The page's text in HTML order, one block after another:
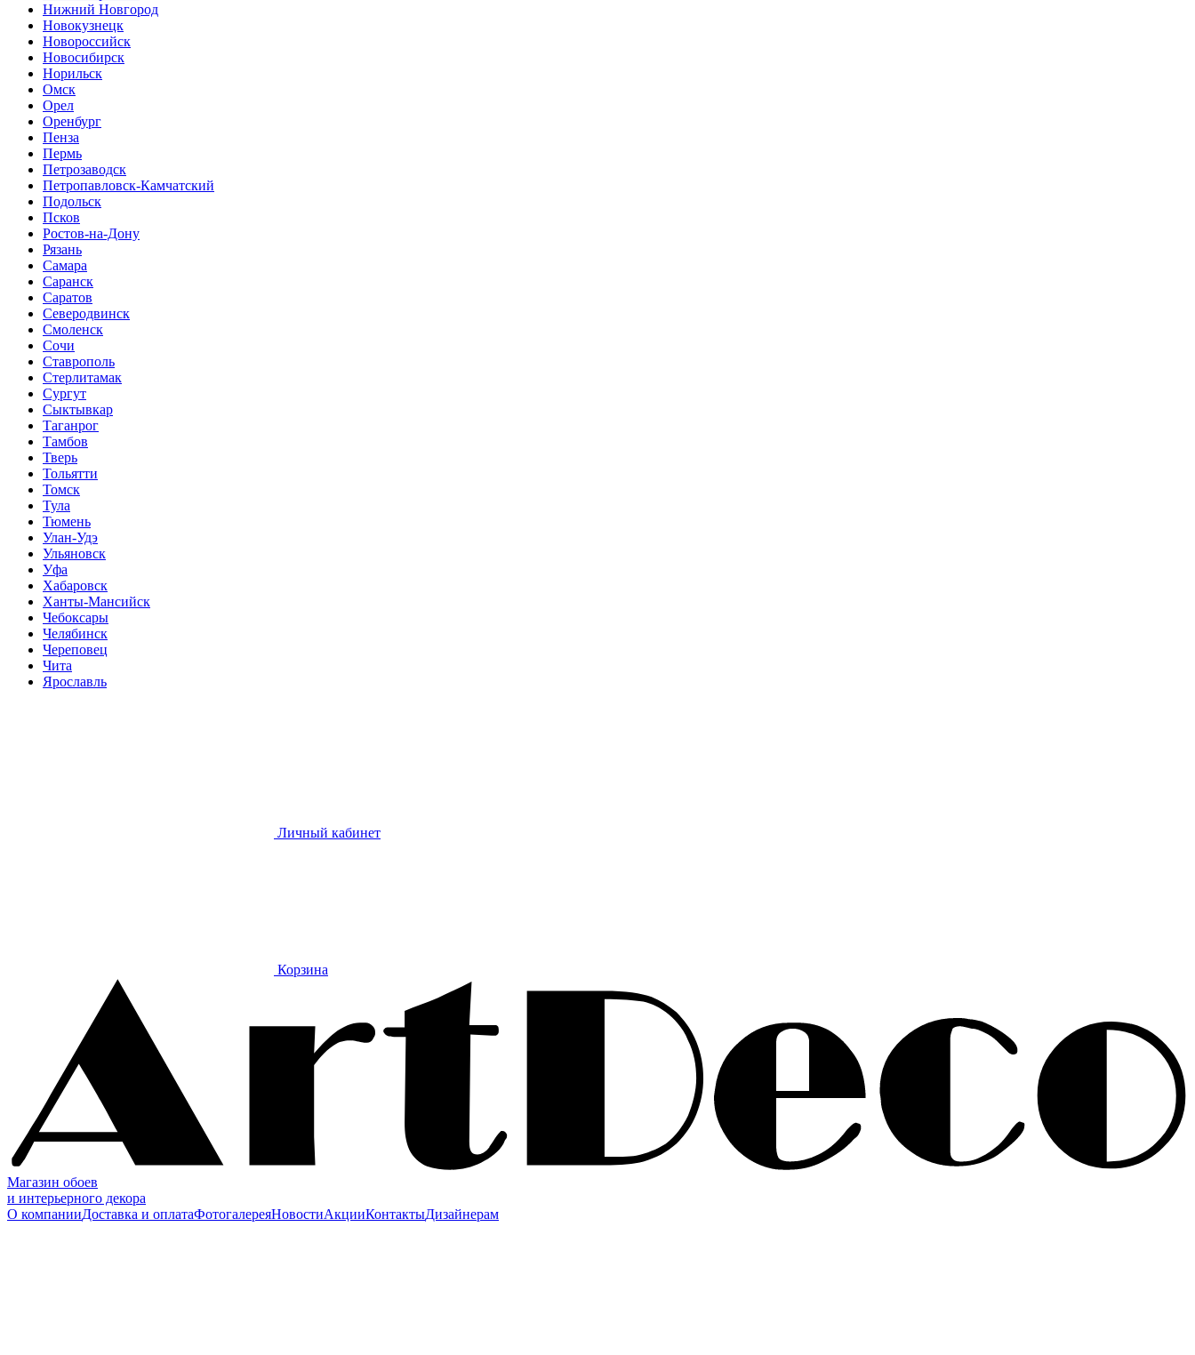
Нижний Новгород
Новокузнецк
Новороссийск
Новосибирск
Норильск
Омск
Орел
Оренбург
Пенза
Пермь
Петрозаводск
Петропавловск-Камчатский
Подольск
Псков
Ростов-на-Дону
Рязань
Самара
Саранск
Саратов
Северодвинск
Смоленск
Сочи
Ставрополь
Стерлитамак
Сургут
Сыктывкар
Таганрог
Тамбов
Тверь
Тольятти
Томск
Тула
Тюмень
Улан-Удэ
Ульяновск
Уфа
Хабаровск
Ханты-Мансийск
Чебоксары
Челябинск
Череповец
Чита
Ярославль
Личный кабинет
Корзина
Магазин обоев
и интерьерного декора
О компанииДоставка и оплатаФотогалереяНовостиАкцииКонтактыДизайнерам